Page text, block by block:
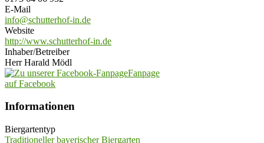
E-Mail
info@schutterhof-in.de
Website
http://www.schutterhof-in.de
Inhaber/Betreiber
Herr Harald Mödl
Fanpage
auf Facebook
Informationen
Biergartentyp
Traditioneller bayerischer Biergarten